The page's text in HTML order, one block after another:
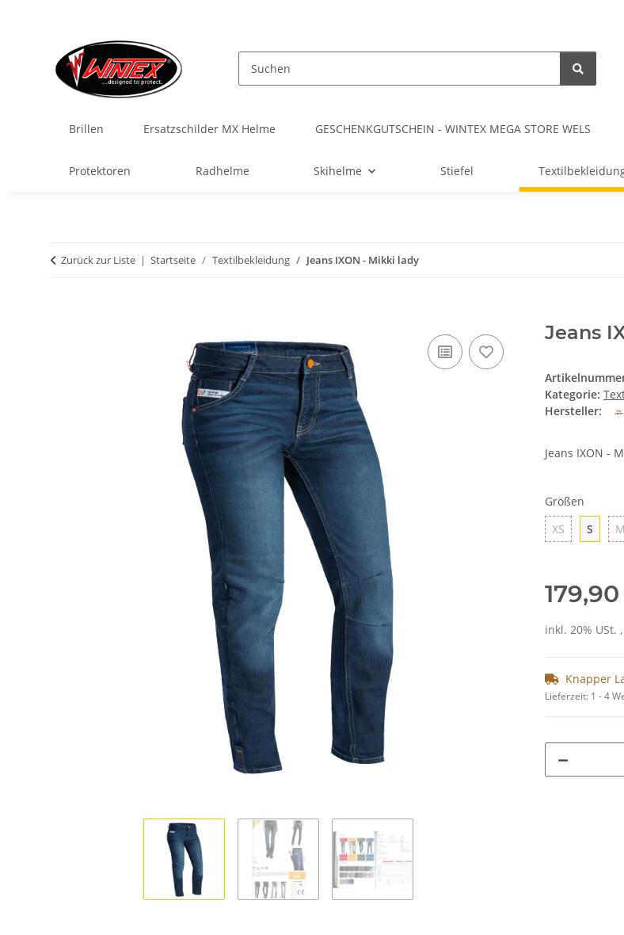
Brillen Ersatzschilder MX Helme GESCHENKGUTSCHEIN - WINTEX MEGA STORE WELS
Protektoren Radhelme Skihelme Stiefel
Zurück zur Liste Startseite Textilbekleidung Jeans IXON - Mikki lady
Jeans
Kategorie:
Hersteller:
Jeans IXON -
Größen
XS XS S M
inkl. 20% USt.
Knapper
Lieferzeit: 1 - 4